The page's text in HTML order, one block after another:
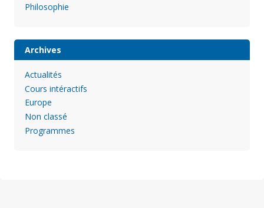
Philosophie
Archives
Actualités
Cours intéractifs
Europe
Non classé
Programmes